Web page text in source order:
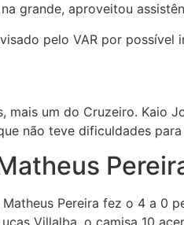
grande, aproveitou
pelo VAR por possível
mais um do Cruzeiro. Kaio
não teve dificuldades
Pereira fez o 4 a 0